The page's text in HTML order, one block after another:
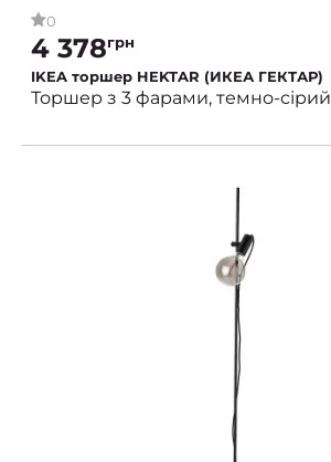
0
4 378грн
IKEA торшер HEKTAR (ИКЕА ГЕКТАР)
Торшер з 3 фарами, темно-сірий